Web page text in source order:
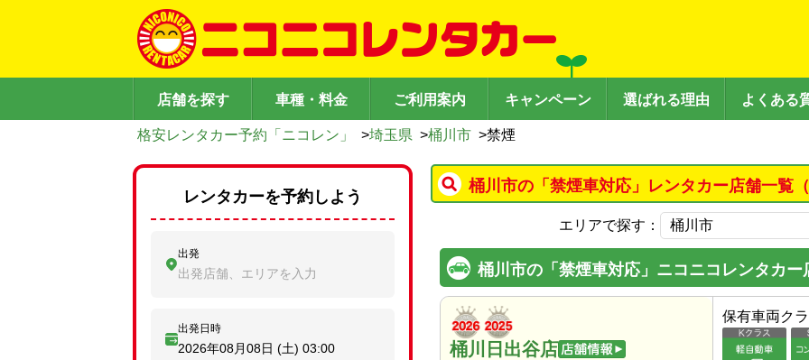
店舗を探す 車種・料金 ご利用案内 キャンペーン 選ばれる理由 よくある
格安レンタカー予約「ニコレン」 >埼玉県 >桶川市 >禁煙
桶川市の「禁煙車対応」レンタカー店舗一覧
エリアで探す：
桶川市の「禁煙車対応」ニコニコレンタカー
桶川日出谷店
保有車両ク
レンタカーを予約しよう
出発
出発店舗、エリアを入力
出発日時
2026年08月08日 (土) 03:00